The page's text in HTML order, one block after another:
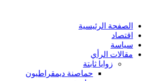
الصفحة الرئيسية
اقتصاد
سياسة
مقالات الرأي
زوايا ثابتة
حماصنة ديمقراطيون